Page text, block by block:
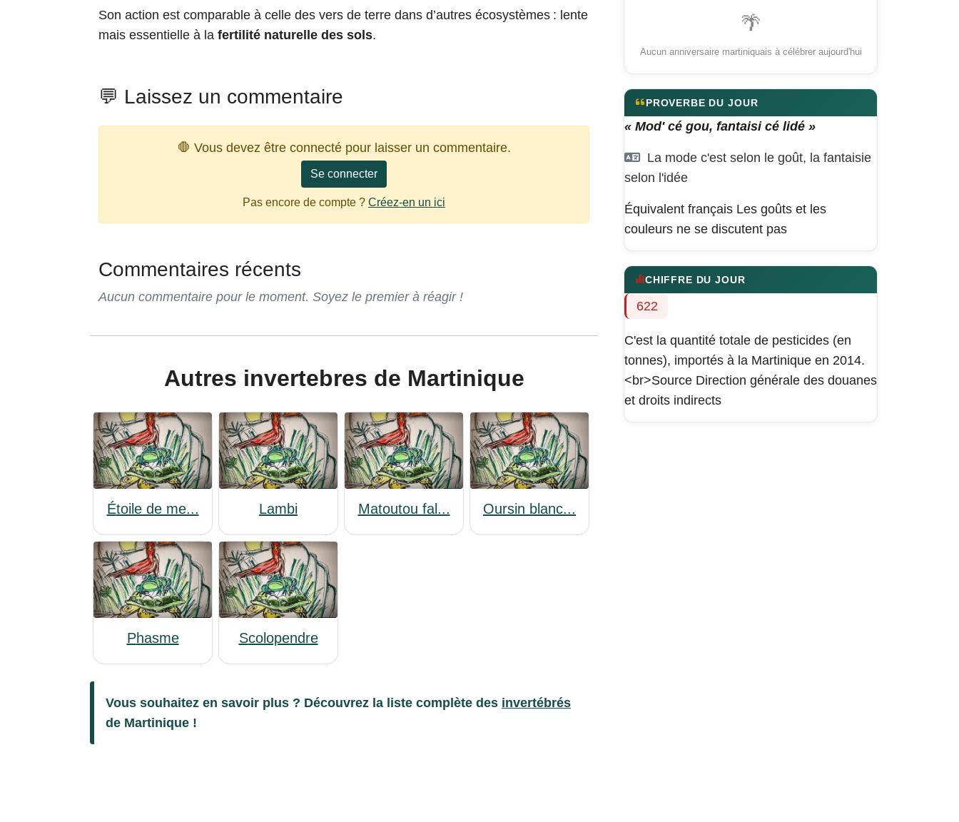
Son action est comparable à celle des vers de terre dans d’autres écosystèmes : lente
mais essentielle à la fertilité naturelle des sols.
💬 Laissez un commentaire
🛑 Vous devez être connecté pour laisser un commentaire.
Se connecter
Pas encore de compte ? Créez-en un ici
Commentaires récents
Aucun commentaire pour le moment. Soyez le premier à réagir !
Autres invertebres de Martinique
étoile de me... Lambi Matoutou fal... Oursin blanc...
Phasme Scolopendre
Vous souhaitez en savoir plus ? Découvrez la liste complète des invertébrés
de Martinique !
🌴
Aucun anniversaire martiniquais à célébrer aujourd'hui
PROVERBE DU JOUR
« Mod' cé gou, fantaisi cé lidé »
La mode c'est selon le goût, la fantaisie
selon l'idée
Équivalent français Les goûts et les
couleurs ne se discutent pas
CHIFFRE DU JOUR
622
C'est la quantité totale de pesticides (en
tonnes), importés à la Martinique en 2014.
<br>Source Direction générale des douanes
et droits indirects